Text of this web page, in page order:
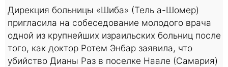
Дирекция больницы «Шиба» (Тель а-Шомер)
пригласила на собеседование молодого врача
одной из крупнейших израильских больниц после
того, как доктор Ротем Энбар заявила, что
убийство Дианы Раз в поселке Наале (Самария)